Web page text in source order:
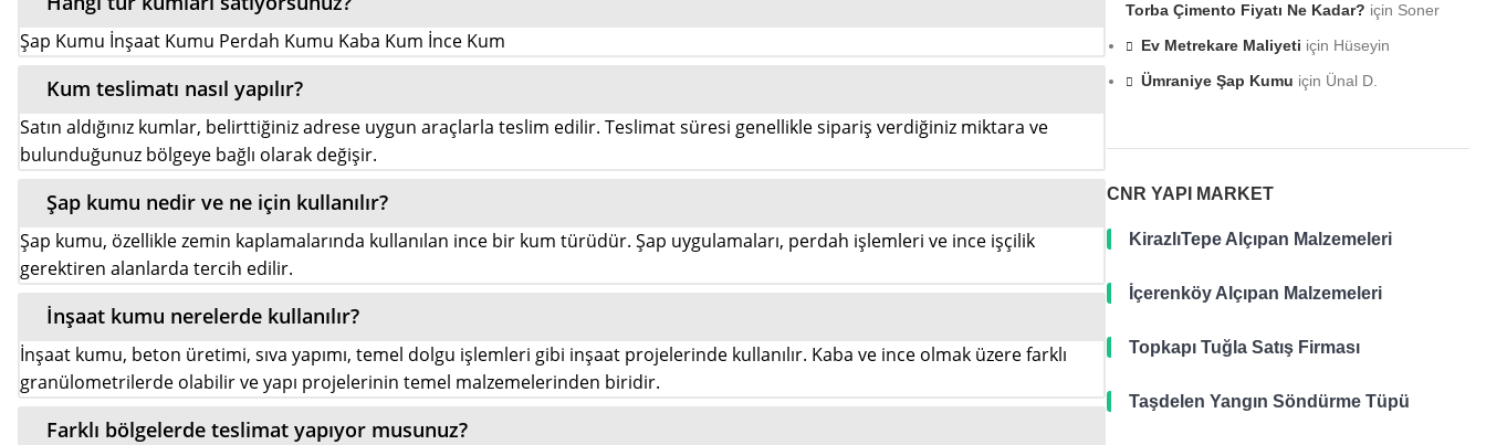
Şap Kumu İnşaat Kumu Perdah Kumu Kaba Kum İnce Kum
Kum teslimatı nasıl yapılır?
Satın aldığınız kumlar, belirttiğiniz adrese uygun araçlarla teslim edilir. Teslimat süresi genellikle sipariş verdiğiniz miktara ve
bulunduğunuz bölgeye bağlı olarak değişir.
Şap kumu nedir ve ne için kullanılır?
Şap kumu, özellikle zemin kaplamalarında kullanılan ince bir kum türüdür. Şap uygulamaları, perdah işlemleri ve ince işçilik
gerektiren alanlarda tercih edilir.
İnşaat kumu nerelerde kullanılır?
İnşaat kumu, beton üretimi, sıva yapımı, temel dolgu işlemleri gibi inşaat projelerinde kullanılır. Kaba ve ince olmak üzere farklı
granülometrilerde olabilir ve yapı projelerinin temel malzemelerinden biridir.
Farklı bölgelerde teslimat yapıyor musunuz?
Torba Çimento Fiyatı Ne Kadar? için Soner
Ev Metrekare Maliyeti için Hüseyin
Ümraniye Şap Kumu için Ünal D.
CNR YAPI MARKET
KirazlıTepe Alçıpan Malzemeleri
İçerenköy Alçıpan Malzemeleri
Topkapı Tuğla Satış Firması
Taşdelen Yangın Söndürme Tüpü